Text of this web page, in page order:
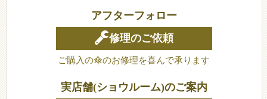
アフターフォロー
修理のご依頼
ご購入の傘のお修理を喜んで承ります
実店舗(ショウルーム)のご案内